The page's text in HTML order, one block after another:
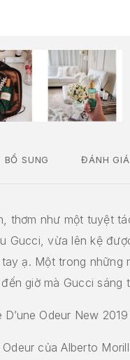
BỔ SUNG ĐÁNH GIÁ
thơm như một tuyệt
Gucci, vừa lên kệ
ạ. Một trong những
giờ mà Gucci sáng
Odeur New 2019
Odeur của Alberto